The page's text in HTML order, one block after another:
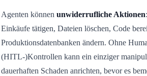
Agenten können unwiderrufliche Aktionen
Einkäufe tätigen, Dateien löschen, Code
Produktionsdatenbanken ändern. Ohne
(HITL-)Kontrollen kann ein einziger
dauerhaften Schaden anrichten, bevor es